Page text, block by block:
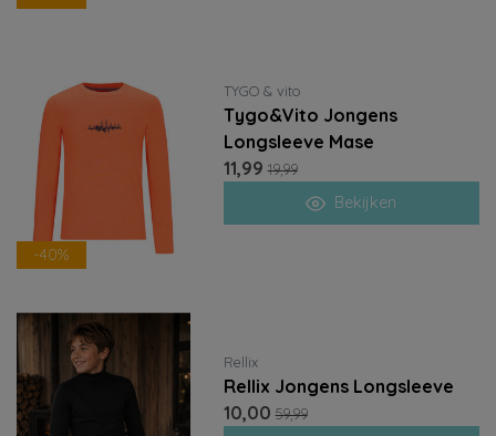
-40%
TYGO & vito
Tygo&Vito Jongens
Longsleeve Mase
11,99 19,99
Bekijken
Rellix
Rellix Jongens Longsleeve
10,00 59,99